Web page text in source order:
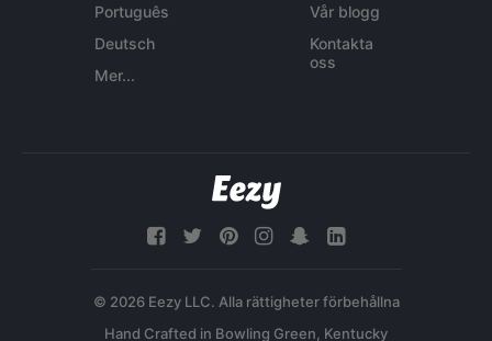
Português
Deutsch
Mer...
Vår blogg
Kontakta
oss
© 2026 Eezy LLC. Alla rättigheter förbehållna